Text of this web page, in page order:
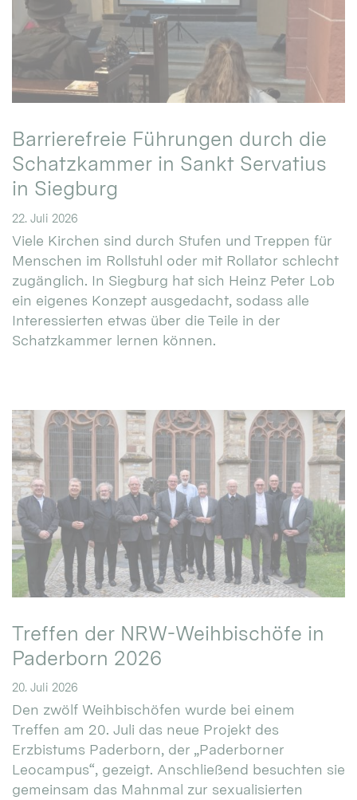
Barrierefreie Führungen durch die
Schatzkammer in Sankt Servatius
in Siegburg
22. Juli 2026
Viele Kirchen sind durch Stufen und Treppen für
Menschen im Rollstuhl oder mit Rollator schlecht
zugänglich. In Siegburg hat sich Heinz Peter Lob
ein eigenes Konzept ausgedacht, sodass alle
Interessierten etwas über die Teile in der
Schatzkammer lernen können.
Treffen der NRW-Weihbischöfe in
Paderborn 2026
20. Juli 2026
Den zwölf Weihbischöfen wurde bei einem
Treffen am 20. Juli das neue Projekt des
Erzbistums Paderborn, der „Paderborner
Leocampus“, gezeigt. Anschließend besuchten sie
gemeinsam das Mahnmal zur sexualisierten